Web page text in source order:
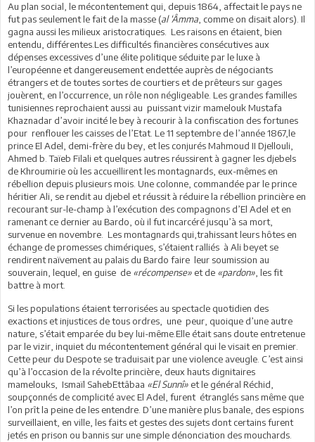
Au plan social, le mécontentement qui, depuis 1864, affectait le pays ne
fut pas seulement le fait de la masse (al ‘Âmma, comme on disait alors). Il
gagna aussi les milieux aristocratiques. Les raisons en étaient, bien
entendu, différentes.Les difficultés financières consécutives aux
dépenses excessives d’une élite politique séduite par le luxe à
l’européenne et dangereusement endettée auprès de négociants
étrangers et de toutes sortes de courtiers et de prêteurs sur gages
jouèrent, en l’occurrence, un rôle non négligeable. Les grandes familles
tunisiennes reprochaient aussi au puissant vizir mamelouk Mustafa
Khaznadar d’avoir incité le bey à recourir à la confiscation des fortunes
pour renflouer les caisses de l’Etat. Le 11 septembre de l’année 1867,le
prince El Adel, demi-frère du bey, et les conjurés Mahmoud II Djellouli,
Ahmed b. Taïeb Filali et quelques autres réussirent à gagner les djebels
de Khroumirie où les accueillirent les montagnards, eux-mêmes en
rébellion depuis plusieurs mois. Une colonne, commandée par le prince
héritier Ali, se rendit au djebel et réussit à réduire la rébellion princière en
recourant sur-le-champ à l’exécution des compagnons d’El Adel et en
ramenant ce dernier au Bardo, où il fut incarcéré jusqu’à sa mort,
survenue en novembre. Les montagnards qui,trahissant leurs hôtes en
échange de promesses chimériques, s’étaient ralliés à Ali beyet se
rendirent naïvement au palais du Bardo faire leur soumission au
souverain, lequel, en guise de «récompense» et de «pardon», les fit
battre à mort.
Si les populations étaient terrorisées au spectacle quotidien des
exactions et injustices de tous ordres, une peur, quoique d’une autre
nature, s’était emparée du bey lui-même.Elle était sans doute entretenue
par le vizir, inquiet du mécontentement général qui le visait en premier.
Cette peur du Despote se traduisait par une violence aveugle. C’est ainsi
qu’à l’occasion de la révolte princière, deux hauts dignitaires
mamelouks, Ismaïl SahebEttâbaa «El Sunnî» et le général Réchid,
soupçonnés de complicité avec El Adel, furent étranglés sans même que
l’on prît la peine de les entendre. D’une manière plus banale, des espions
surveillaient, en ville, les faits et gestes des sujets dont certains furent
jetés en prison ou bannis sur une simple dénonciation des mouchards.